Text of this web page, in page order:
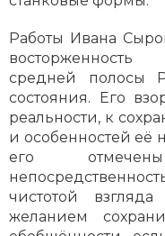
Работы Ивана
средней полосы
состояния. Его
реальности, к
и особенностей её
его
чистотой
желанием